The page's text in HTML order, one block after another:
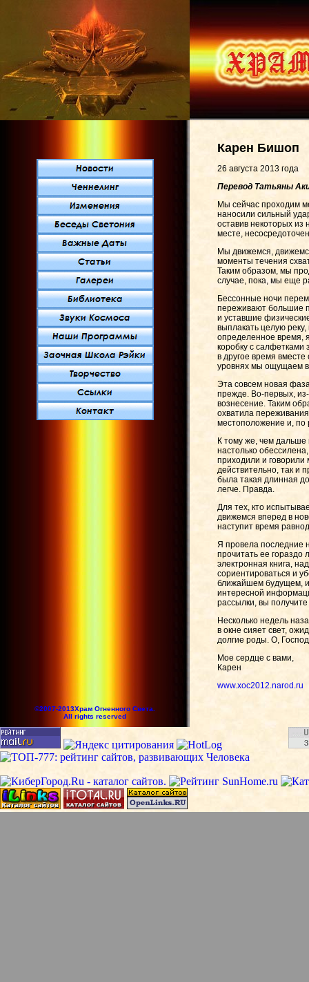
Карен Бишоп
26 августа 2013 года
Перевод Татьяны
Мы сейчас проходим
наносили сильный
оставив некоторых
месте,
Мы движемся,
моменты течения
Таким образом, мы
случае, пока, мы еще
Бессонные ночи
переживают большие
и уставшие
выплакать целую
определенное время,
коробку с
в другое время
уровнях мы ощущаем
Эта совсем новая
прежде. Во-первых,
вознесение. Таким
охватила
местоположение и, по
К тому же, чем
настолько
приходили и говорили
действительно, так и
была такая длинная
легче. Правда.
Для тех, кто
движемся вперед в
наступит время
Я провела последние
прочитать ее гораздо
электронная книга,
сориентироваться и
ближайшем будущем, и
интересной
рассылки, вы получите
Несколько недель
в окне сияет свет,
долгие роды. О,
Мое сердце с вами,
Карен
www.xoc2012.narod.ru
©2007-2013Храм Огненного Света.
All rights reserved